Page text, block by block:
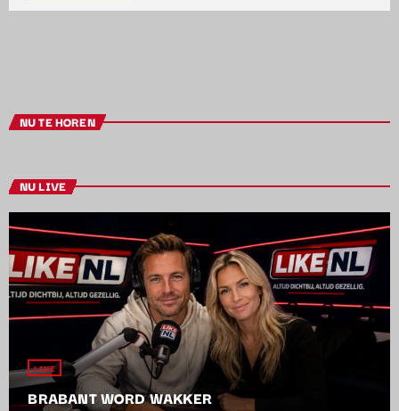
NU TE HOREN
NU LIVE
LIVE
BRABANT WORD WAKKER